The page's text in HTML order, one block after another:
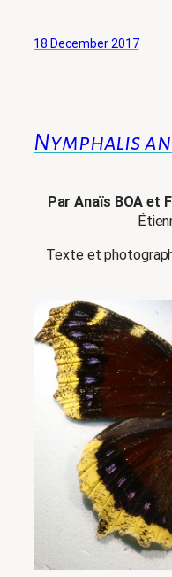
18 December 2017
Nymphalis
Par Anaïs BOA et
Texte et